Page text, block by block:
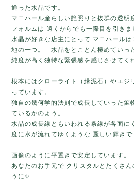
通った水晶です。
マニハール産らしい艶照りと抜群の透明
フォルムは 遠くからでも一際目を引きま
水晶が好きな店主にとって マニハール
地の一つ。「水晶をとことん極めていっ
純度が高く独特な緊張感を感じさせてく
根本にはクローライト（緑泥石）やエジ
っています。
独自の幾何学的法則で成長していった鉱
ているかのよう。
水晶の成長線ともいわれる条線が各面に
度に水が流れてゆくような 麗しい輝きで
画像のように平置きで安定しています。
あなたのお手元で クリスタルとたくさ
うに✨